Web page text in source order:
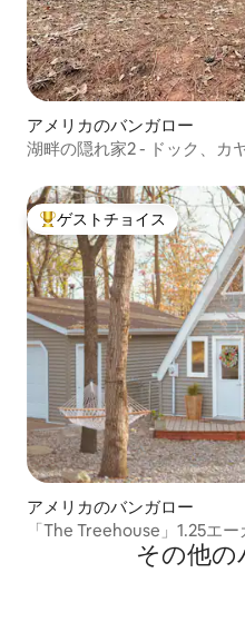
アメリカのバンガロー
湖畔の隠れ家2 - ドック、カ
大好評のゲストチョイスです
ゲストチョイス
アメリカのバンガロー
「The Treehouse」1.25エ
その他